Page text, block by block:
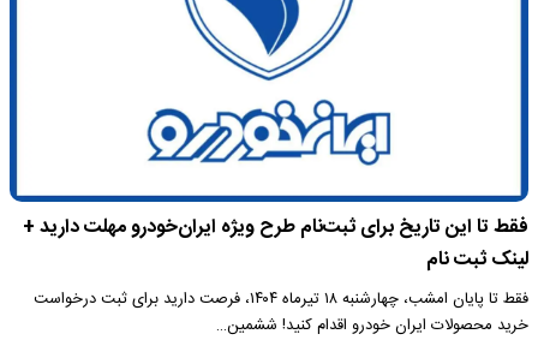
فقط تا این تاریخ برای ثبت‌نام طرح ویژه ایران‌خودرو مهلت دارید +
لینک ثبت نام
فقط تا پایان امشب، چهارشنبه ۱۸ تیرماه ۱۴۰۴، فرصت دارید برای ثبت درخواست
خرید محصولات ایران خودرو اقدام کنید! ششمین…